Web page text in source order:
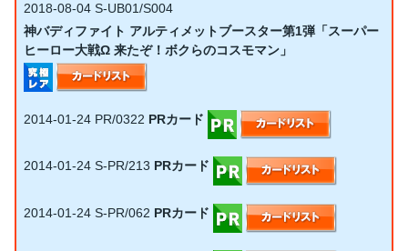
2018-08-04 S-UB01/S004
神バディファイト アルティメットブースター第1弾「スーパー
ヒーロー大戦Ω 来たぞ！ボクらのコスモマン」
2014-01-24 PR/0322 PRカード
2014-01-24 S-PR/213 PRカード
2014-01-24 S-PR/062 PRカード